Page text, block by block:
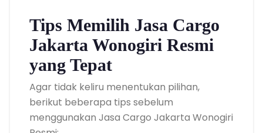
Tips Memilih Jasa Cargo
Jakarta Wonogiri Resmi
yang Tepat
Agar tidak keliru menentukan pilihan,
berikut beberapa tips sebelum
menggunakan Jasa Cargo Jakarta Wonogiri